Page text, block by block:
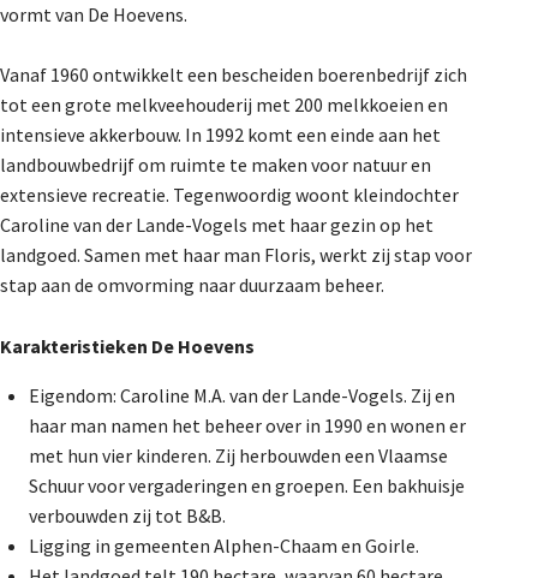
vormt van De Hoevens.
Vanaf 1960 ontwikkelt een bescheiden boerenbedrijf zich
tot een grote melkveehouderij met 200 melkkoeien en
intensieve akkerbouw. In 1992 komt een einde aan het
landbouwbedrijf om ruimte te maken voor natuur en
extensieve recreatie. Tegenwoordig woont kleindochter
Caroline van der Lande-Vogels met haar gezin op het
landgoed. Samen met haar man Floris, werkt zij stap voor
stap aan de omvorming naar duurzaam beheer.
Karakteristieken De Hoevens
Eigendom: Caroline M.A. van der Lande-Vogels. Zij en
haar man namen het beheer over in 1990 en wonen er
met hun vier kinderen. Zij herbouwden een Vlaamse
Schuur voor vergaderingen en groepen. Een bakhuisje
verbouwden zij tot B&B.
Ligging in gemeenten Alphen-Chaam en Goirle.